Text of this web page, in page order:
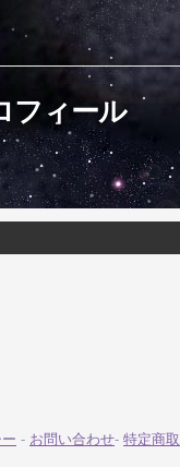
フィール
- お問い合わせ- 特定商